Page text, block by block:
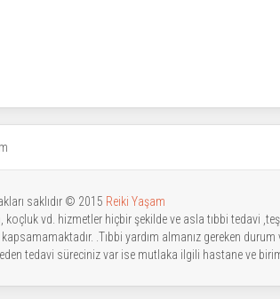
saklıdır © 2015 Reiki Yaşam
vd. hizmetler hiçbir şekilde ve asla tıbbi tedavi
.Tıbbi yardım almanız gereken
tedavi süreciniz var ise mutlaka ilgili hastane ve